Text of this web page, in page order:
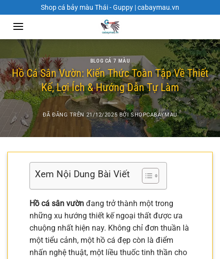
đến
dung
Shop cá bảy màu Thái - Guppy | cabaymau.vn
BLOG CÁ 7 MÀU
Hồ Cá Sân Vườn: Kiến Thức Toàn Tập Về Thiết
Kế, Lợi Ích & Hướng Dẫn Tự Làm
ĐÃ ĐĂNG TRÊN 21/12/2025 BỞI SHOPCABAYMAU
Xem Nội Dung Bài Viết
Hồ cá sân vườn đang trở thành một trong
những xu hướng thiết kế ngoại thất được ưa
chuộng nhất hiện nay. Không chỉ đơn thuần là
một tiểu cảnh, một hồ cá đẹp còn là điểm
nhấn nghệ thuật, một liều thuốc tinh thần cho